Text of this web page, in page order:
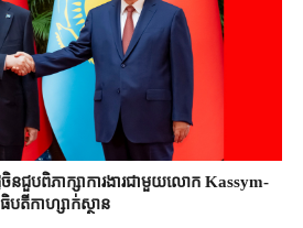
ន​ជួបពិភាក្សា​ការងារជាមួយ​លោក Kassym-
បតី​កាហ្សាក់ស្ថាន​